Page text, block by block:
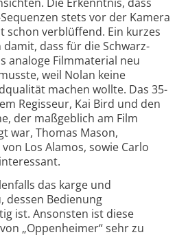
Die Erkenntnis, dass
stets vor der Kamera
schon verblüffend. Ein kurzes
dass für die Schwarz-
analoge Filmmaterial neu
weil Nolan keine
machen wollte. Das 35-
Regisseur, Kai Bird und den
der maßgeblich am Film
war, Thomas Mason,
Los Alamos, sowie Carlo
das karge und
dessen Bedienung
ist. Ansonsten ist diese
„Oppenheimer“ sehr zu